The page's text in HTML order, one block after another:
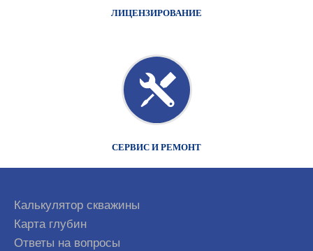
ЛИЦЕНЗИРОВАНИЕ
СЕРВИС И РЕМОНТ
Калькулятор скважины
Карта глубин
Ответы на вопросы